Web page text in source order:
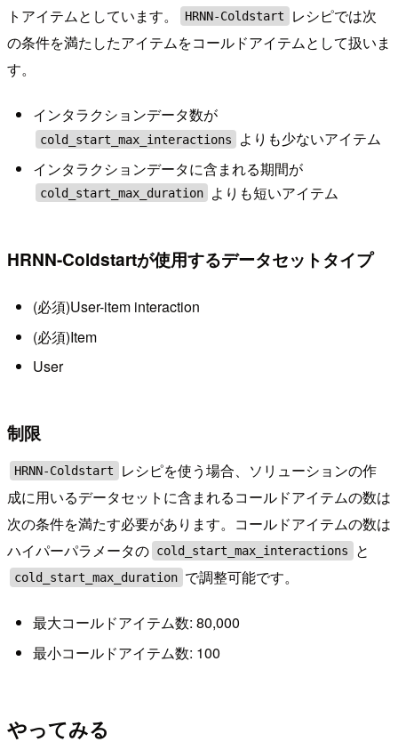
トアイテムとしています。
HRNN-Coldstart
レシピでは次
の条件を満たしたアイテムをコールドアイテムとして扱いま
す。
インタラクションデータ数が
cold_start_max_interactions
よりも少ないアイテム
インタラクションデータに含まれる期間が
cold_start_max_duration よりも短いアイテム
HRNN-Coldstartが使用するデータセットタイプ
(必須)User-item interaction
(必須)Item
User
制限
HRNN-Coldstart
レシピを使う場合、ソリューションの作
成に用いるデータセットに含まれるコールドアイテムの数は
次の条件を満たす必要があります。コールドアイテムの数は
ハイパーパラメータの cold_start_max_interactions と
cold_start_max_duration で調整可能です。
最大コールドアイテム数: 80,000
最小コールドアイテム数: 100
やってみる